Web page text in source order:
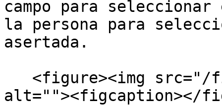
campo para
la persona para
asertada.
alt=""><figcaption></